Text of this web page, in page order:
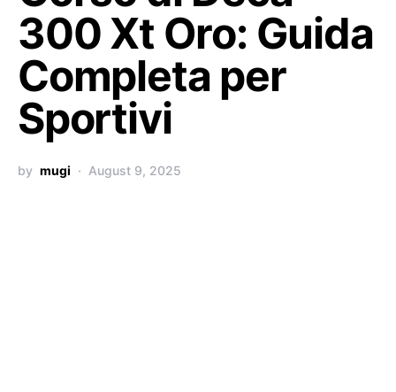
300 Xt Oro: Guida
Completa per
Sportivi
by mugi August 9, 2025